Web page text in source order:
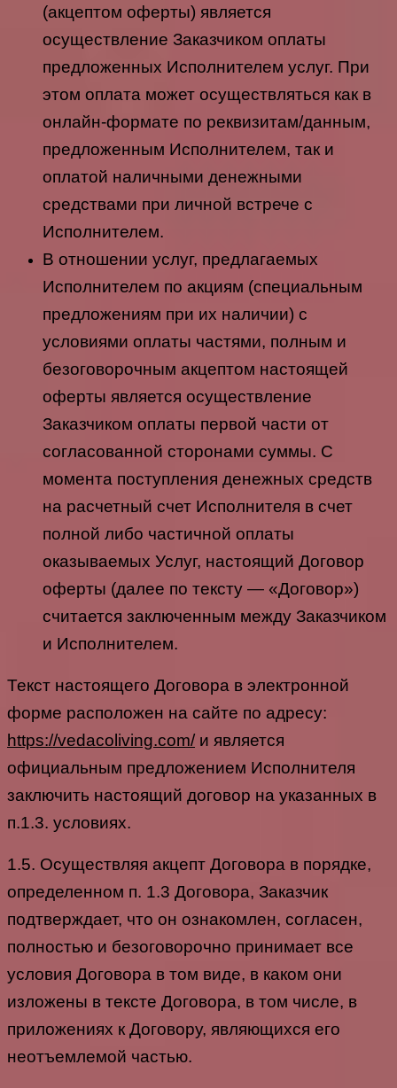
(акцептом оферты) является
осуществление Заказчиком оплаты
предложенных Исполнителем услуг. При
этом оплата может осуществляться как в
онлайн-формате по реквизитам/данным,
предложенным Исполнителем, так и
оплатой наличными денежными
средствами при личной встрече с
Исполнителем.
В отношении услуг, предлагаемых
Исполнителем по акциям (специальным
предложениям при их наличии) с
условиями оплаты частями, полным и
безоговорочным акцептом настоящей
оферты является осуществление
Заказчиком оплаты первой части от
согласованной сторонами суммы. С
момента поступления денежных средств
на расчетный счет Исполнителя в счет
полной либо частичной оплаты
оказываемых Услуг, настоящий Договор
оферты (далее по тексту — «Договор»)
считается заключенным между Заказчиком
и Исполнителем.
Текст настоящего Договора в электронной
форме расположен на сайте по адресу:
https://vedacoliving.com/и является
официальным предложением Исполнителя
заключить настоящий договор на указанных в
п.1.3. условиях.
1.5. Осуществляя акцепт Договора в порядке,
определенном п. 1.3 Договора, Заказчик
подтверждает, что он ознакомлен, согласен,
полностью и безоговорочно принимает все
условия Договора в том виде, в каком они
изложены в тексте Договора, в том числе, в
приложениях к Договору, являющихся его
неотъемлемой частью.